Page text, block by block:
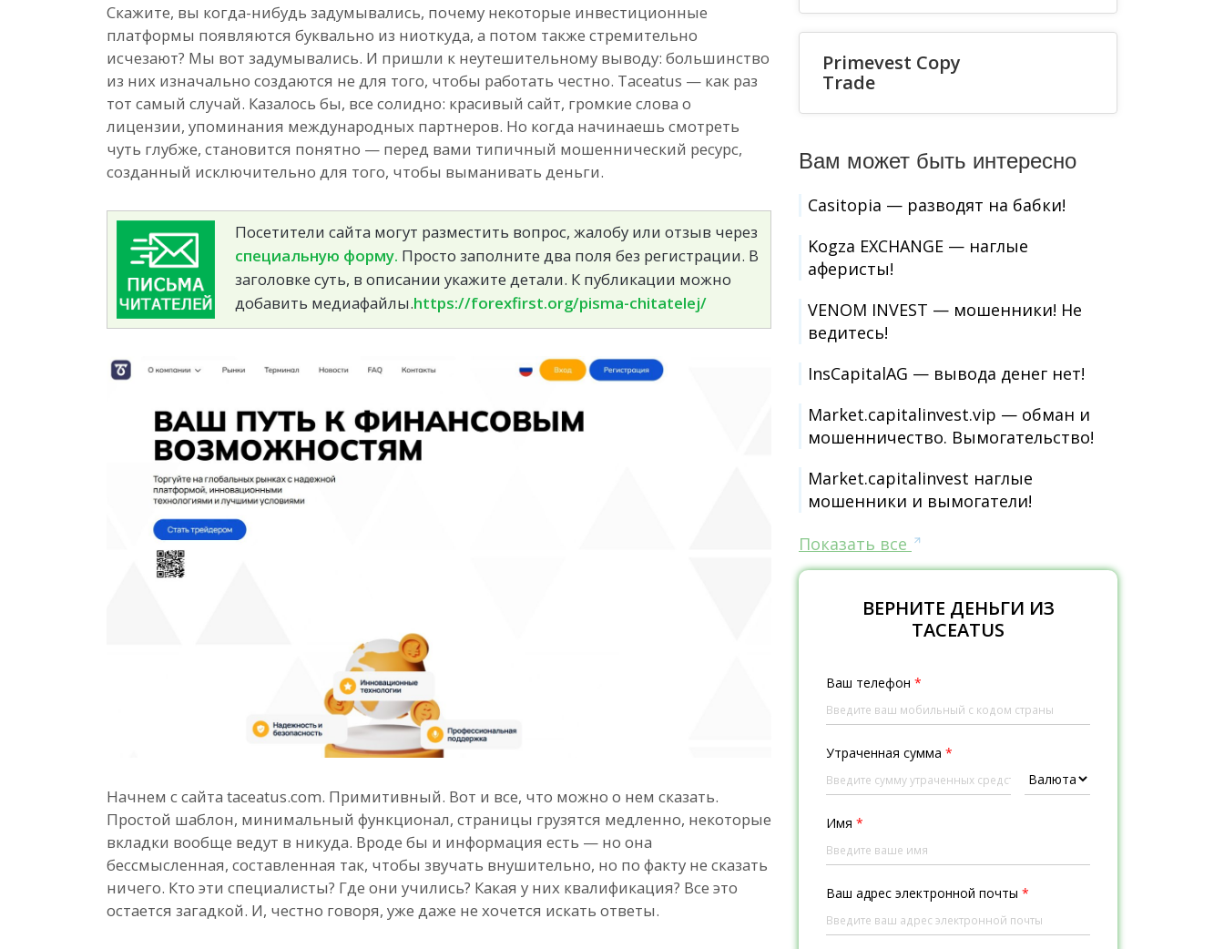
Скажите, вы когда-нибудь задумывались, почему некоторые инвестиционные
платформы появляются буквально из ниоткуда, а потом также стремительно
исчезают? Мы вот задумывались. И пришли к неутешительному выводу: большинство
из них изначально создаются не для того, чтобы работать честно. Taceatus — как раз
тот самый случай. Казалось бы, все солидно: красивый сайт, громкие слова о
лицензии, упоминания международных партнеров. Но когда начинаешь смотреть
чуть глубже, становится понятно — перед вами типичный мошеннический ресурс,
созданный исключительно для того, чтобы выманивать деньги.
Посетители сайта могут разместить вопрос, жалобу или отзыв через
специальную форму. Просто заполните два поля без регистрации. В
заголовке суть, в описании укажите детали. К публикации можно
добавить медиафайлы.https://forexfirst.org/pisma-chitatelej/
Начнем с сайта taceatus.com. Примитивный. Вот и все, что можно о нем сказать.
Простой шаблон, минимальный функционал, страницы грузятся медленно, некоторые
вкладки вообще ведут в никуда. Вроде бы и информация есть — но она
бессмысленная, составленная так, чтобы звучать внушительно, но по факту не сказать
ничего. Кто эти специалисты? Где они учились? Какая у них квалификация? Все это
остается загадкой. И, честно говоря, уже даже не хочется искать ответы.
Primevest Copy
Trade
Вам может быть интересно
Casitopia — разводят на бабки!
Kogza EXCHANGE — наглые
аферисты!
VENOM INVEST — мошенники! Не
ведитесь!
InsCapitalAG — вывода денег нет!
Market.capitalinvest.vip — обман и
мошенничество. Вымогательство!
Market.capitalinvest наглые
мошенники и вымогатели!
Показать все
ВЕРНИТЕ ДЕНЬГИ ИЗ
TACEATUS
Ваш телефон *
Утраченная сумма *
Имя *
Ваш адрес электронной почты *